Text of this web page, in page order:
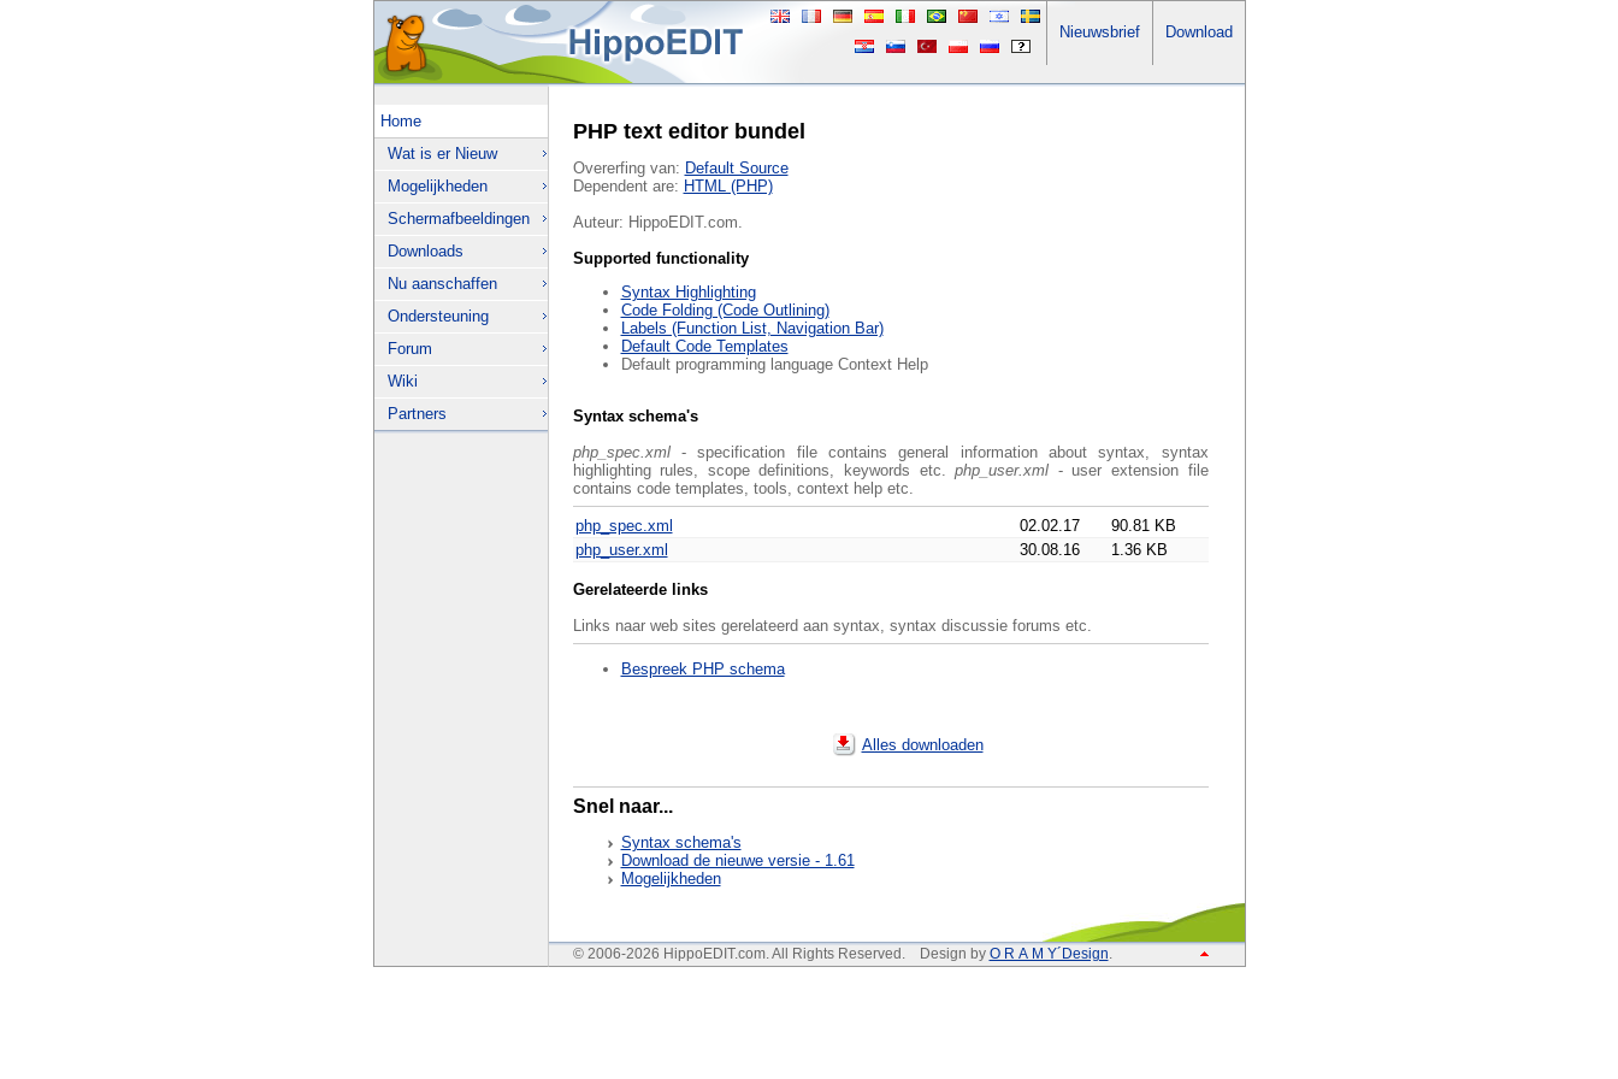
Nieuwsbrief Download
Home
Wat is er Nieuw
Mogelijkheden
Schermafbeeldingen
Downloads
Nu aanschaffen
Ondersteuning
Forum
Wiki
Partners
PHP text editor bundel
Overerfing van: Default Source
Dependent are: HTML (PHP)
Auteur: HippoEDIT.com.
Supported functionality
Syntax Highlighting
Code Folding (Code Outlining)
Labels (Function List, Navigation Bar)
Default Code Templates
Default programming language Context Help
Syntax schema's
php_spec.xml- specification file contains general information about syntax, syntax
highlighting rules, scope definitions, keywords etc.php_user.xml - user extension file
contains code templates, tools, context help etc.
php_spec.xml 02.02.17
90.81 KB
php_user.xml
30.08.16 1.36 KB
Gerelateerde links
Links naar web sites gerelateerd aan syntax, syntax discussie forums etc.
Bespreek PHP schema
Alles downloaden
Snel naar...
Syntax schema's
Download de nieuwe versie - 1.61
Mogelijkheden
© 2006-2026 HippoEDIT.com. All Rights Reserved. Design by O R A M Y´Design.